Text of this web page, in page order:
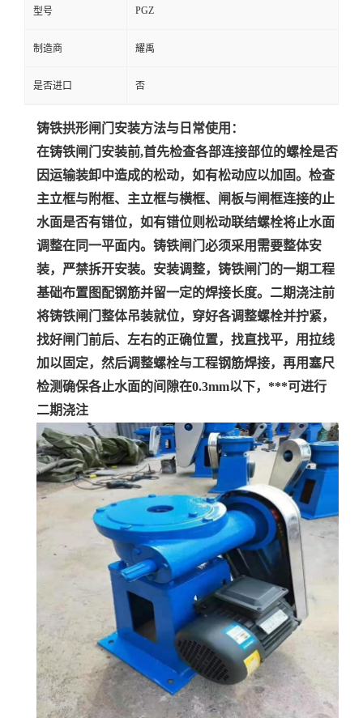
型号 PGZ
制造商 耀禹
是否进口 否
铸铁拱形闸门安装方法与日常使用：
在铸铁闸门安装前,首先检查各部连接部位的螺栓是否
因运输装卸中造成的松动，如有松动应以加固。检查
主立框与附框、主立框与横框、闸板与闸框连接的止
水面是否有错位，如有错位则松动联结螺栓将止水面
调整在同一平面内。铸铁闸门必须采用需要整体安
装，严禁拆开安装。安装调整，铸铁闸门的一期工程
基础布置图配钢筋并留一定的焊接长度。二期浇注前
将铸铁闸门整体吊装就位，穿好各调整螺栓并拧紧，
找好闸门前后、左右的正确位置，找直找平，用拉线
加以固定，然后调整螺栓与工程钢筋焊接，再用塞尺
检测确保各止水面的间隙在0.3mm以下，***可进行
二期浇注